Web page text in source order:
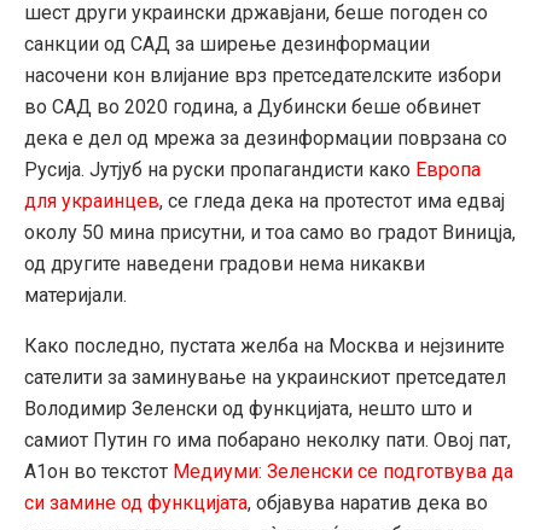
шест други украински државјани, беше погоден со
санкции од САД за ширење дезинформации
насочени кон влијание врз претседателските избори
во САД во 2020 година, а Дубински беше обвинет
дека е дел од мрежа за дезинформации поврзана со
Русија. Јутјуб на руски пропагандисти како Европа
для украинцев, се гледа дека на протестот има едвај
околу 50 мина присутни, и тоа само во градот Виницја,
од другите наведени градови нема никакви
материјали.
Како последно, пустата желба на Москва и нејзините
сателити за заминување на украинскиот претседател
Володимир Зеленски од функцијата, нешто што и
самиот Путин го има побарано неколку пати. Овој пат,
А1он во текстот Медиуми: Зеленски се подготвува да
си замине од функцијата, објавува наратив дека во